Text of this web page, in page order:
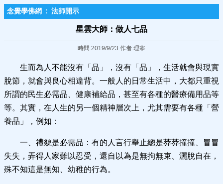
念覺學佛網 : 法師開示
星雲大師：做人七品
時間:2019/9/23 作者:理寧
生而為人不能沒有「品」，沒有「品」，生活就會與現實
脫節，就會與良心相違背。一般人的日常生活中，大都只重視
所謂的民生必需品、健康補給品，甚至有各種的醫療備用品等
等。其實，在人生的另一個精神層次上，尤其需要有各種「營
養品」，例如：
一、禮貌是必需品：有的人言行舉止總是莽莽撞撞、冒冒
失失，弄得人家難以忍受，還自以為是無拘無束、灑脫自在，
殊不知這是無知、幼稚的行為。